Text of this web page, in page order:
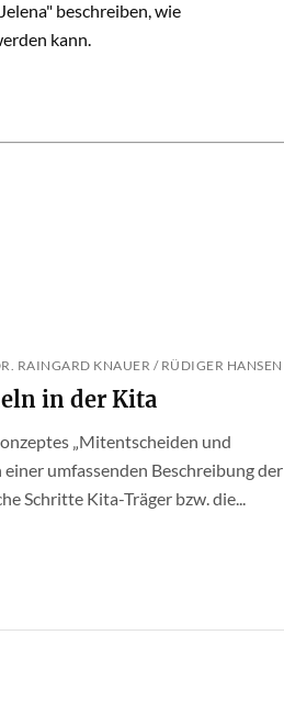
beschreiben, wie
kann.
RAINGARD KNAUER / RÜDIGER HANSEN
in der Kita
„Mitentscheiden und
umfassenden Beschreibung der
Schritte Kita-Träger bzw. die...